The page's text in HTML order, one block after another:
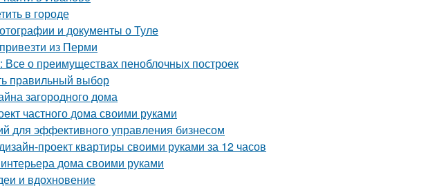
в городе
и документы о Туле
из Перми
о преимуществах пеноблочных построек
правильный выбор
загородного дома
частного дома своими руками
для эффективного управления бизнесом
проект квартиры своими руками за 12 часов
дома своими руками
и вдохновение